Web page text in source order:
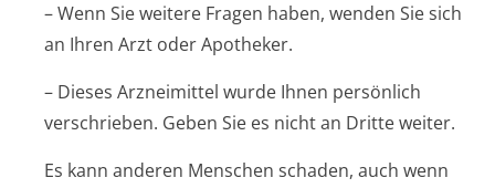
– Wenn Sie weitere Fragen haben, wenden Sie sich
an Ihren Arzt oder Apotheker.
– Dieses Arzneimittel wurde Ihnen persönlich
verschrieben. Geben Sie es nicht an Dritte weiter.
Es kann anderen Menschen schaden, auch wenn